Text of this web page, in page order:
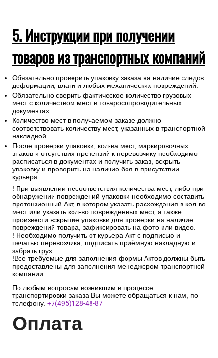
5. Инструкции при получении
товаров из транспортных компаний
Обязательно проверить упаковку заказа на наличие следов
деформации, влаги и любых механических повреждений.
Обязательно сверить фактическое количество грузовых
мест с количеством мест в товаросопроводительных
документах.
Количество мест в получаемом заказе должно
соответствовать количеству мест, указанных в транспортной
накладной.
После проверки упаковки, кол-ва мест, маркировочных
знаков и отсутствия претензий к перевозчику необходимо
расписаться в документах и получить заказ, вскрыть
упаковку и проверить на наличие боя в присутствии
курьера.
! При выявлении несоответствия количества мест, либо при
обнаружении повреждений упаковки необходимо составить
претензионный Акт, в котором указать расхождения в кол-ве
мест или указать кол-во поврежденных мест, а также
произвести вскрытие упаковки для проверки на наличие
повреждений товара, зафиксировать на фото или видео.
! Необходимо получить от курьера Акт с подписью и
печатью перевозчика, подписать приёмную накладную и
забрать груз.
!Все требуемые для заполнения формы Актов должны быть
предоставлены для заполнения менеджером транспортной
компании.
По любым вопросам возникшим в процессе
транспортировки заказа Вы можете обращаться к нам, по
телефону. +7(495)128-48-87
Оплата